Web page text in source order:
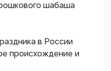
шабаша
в России
происхождение и